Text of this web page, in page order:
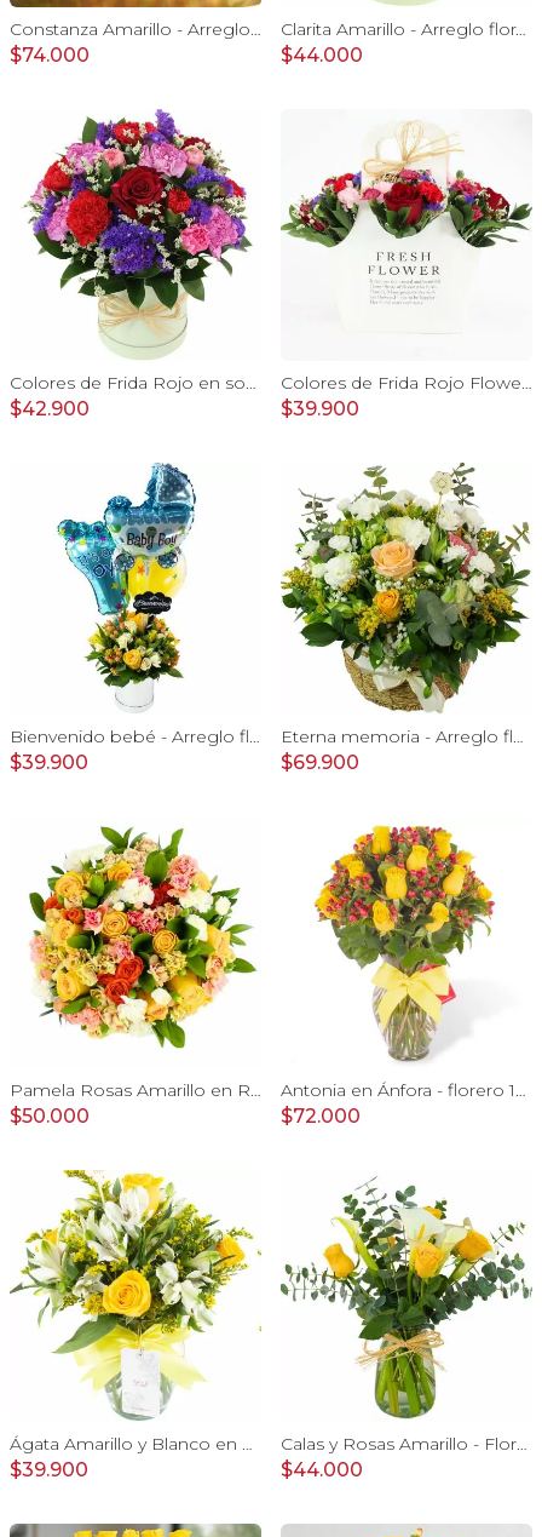
Constanza Amarillo - Arreglo floral en canasto con gerberas, rosas, minirosas y astromelias amarillas
$74.000
Clarita Amarillo - Arreglo floral en sombrerero con rosas amarillo, limonium y vara de oro
$44.000
Colores de Frida Rojo en sombrerero - Arreglo floral con rosas, claveles, estate y limonium
$42.900
Colores de Frida Rojo Flower Bag - Arreglo floral con rosas, claveles, estate y limonium
$39.900
Bienvenido bebé - Arreglo floral con globos, rosas amarillo, minirosas blanco, astromelias e hypericum
$39.900
Eterna memoria - Arreglo floral con Mini claveles blancos rosas ecuatorianas blancas, gypsophilia y astromelias amarillas
$69.900
Pamela Rosas Amarillo en Ramo - Ramo con con rosas amarillo y mini claveles
$50.000
Antonia en Ánfora - florero 18 rosas amarillo e hypericum
$72.000
Ágata Amarillo y Blanco en florero - rosas, astromelias
$39.900
Calas y Rosas Amarillo - Florero con calas, rosas amarillo y eucaliptus dolar
$44.000